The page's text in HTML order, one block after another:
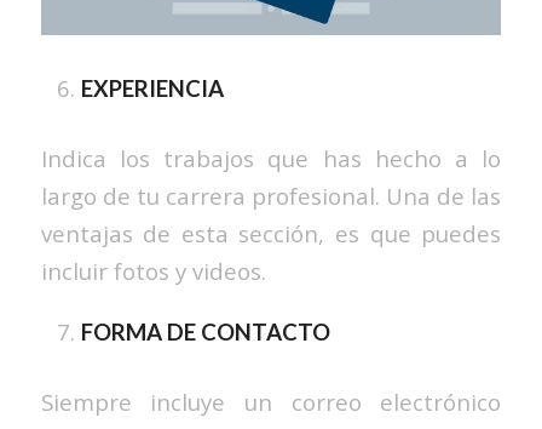
EXPERIENCIA
Indica los trabajos que has hecho a lo
largo de tu carrera profesional. Una de las
ventajas de esta sección, es que puedes
incluir fotos y videos.
FORMA DE CONTACTO
Siempre incluye un correo electrónico